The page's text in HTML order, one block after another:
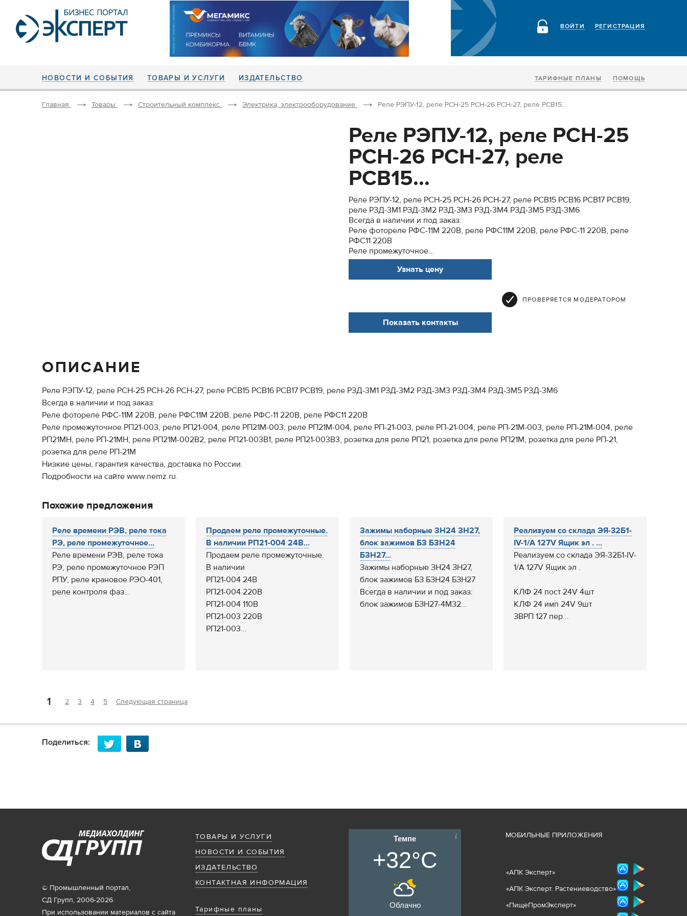
РЕГИСТРАЦИЯ
ВОЙТИ
НОВОСТИ И СОБЫТИЯ ТОВАРЫ И УСЛУГИ ИЗДАТЕЛЬСТВО ТАРИФНЫЕ ПЛАНЫ ПОМОЩЬ
Главная Товары Строительный комплекс Электрика, электрооборудование Реле РЭПУ-12, реле РСН-25 РСН-26 РСН-27, реле РСВ15...
Реле РЭПУ-12, реле РСН-25
РСН-26 РСН-27, реле
РСВ15...
Реле РЭПУ-12, реле РСН-25 РСН-26 РСН-27, реле РСВ15 РСВ16 РСВ17 РСВ19,
реле РЗД-3М1 РЗД-3М2 РЗД-3М3 РЗД-3М4 РЗД-3М5 РЗД-3М6
Всегда в наличии и под заказ:
Реле фотореле РФС-11М 220В, реле РФС11М 220В, реле РФС-11 220В, реле
РФС11 220В
Реле промежуточное...
Узнать цену
ПРОВЕРЯЕТСЯ МОДЕРАТОРОМ
Показать контакты
ОПИСАНИЕ
Реле РЭПУ-12, реле РСН-25 РСН-26 РСН-27, реле РСВ15 РСВ16 РСВ17 РСВ19, реле РЗД-3М1 РЗД-3М2 РЗД-3М3 РЗД-3М4 РЗД-3М5 РЗД-3М6
Всегда в наличии и под заказ:
Реле фотореле РФС-11М 220В, реле РФС11М 220В, реле РФС-11 220В, реле РФС11 220В
Реле промежуточное РП21-003, реле РП21-004, реле РП21М-003, реле РП21М-004, реле РП-21-003, реле РП-21-004, реле РП-21М-003, реле РП-21М-004, реле
РП21МН, реле РП-21МН, реле РП21М-002В2, реле РП21-003В1, реле РП21-003В3, розетка для реле РП21, розетка для реле РП21М, розетка для реле РП-21,
розетка для реле РП-21М
Низкие цены, гарантия качества, доставка по России.
Подробности на сайте www.nemz.ru.
Похожие предложения
Реле времени РЭВ, реле тока
РЭ, реле промежуточное...
Реле времени РЭВ, реле тока
РЭ, реле промежуточное РЭП
РПУ, реле крановое РЭО-401,
реле контроля фаз...
Продаем реле промежуточные.
В наличии РП21-004 24В...
Продаем реле промежуточные.
В наличии
РП21-004 24В
РП21-004 220В
РП21-004 110В
РП21-003 220В
РП21-003...
Зажимы наборные ЗН24 ЗН27,
блок зажимов БЗ БЗН24
БЗН27...
Зажимы наборные ЗН24 ЗН27,
блок зажимов БЗ БЗН24 БЗН27
Всегда в наличии и под заказ:
блок зажимов БЗН27-4М32...
Реализуем со склада ЭЯ-32Б1-
IV-1/А 127V Ящик эл . ...
Реализуем со склада ЭЯ-32Б1-IV-
1/А 127V Ящик эл .
КЛФ 24 пост 24V 4шт
КЛФ 24 имп 24V 9шт
ЗВРП 127 пер...
1 2 3 4 5 Следующая страница
Поделиться:
ТОВАРЫ И УСЛУГИ
НОВОСТИ И СОБЫТИЯ
ИЗДАТЕЛЬСТВО
КОНТАКТНАЯ ИНФОРМАЦИЯ
Тарифные планы
© Промышленный портал,
СД Групп, 2006-2026.
При использовании материалов с сайта
Темпе
+32°C
Облачно
МОБИЛЬНЫЕ ПРИЛОЖЕНИЯ
«АПК Эксперт»
«АПК Эксперт. Растениеводство»
«ПищеПромЭксперт»